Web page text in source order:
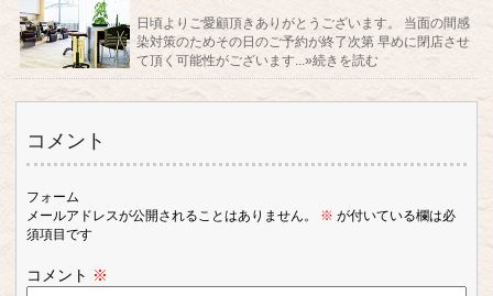
日頃よりご愛顧頂きありがとうございます。 当面の間感
染対策のためその日のご予約が終了次第 早めに閉店させ
て頂く可能性がございます...»続きを読む
コメント
フォーム
メールアドレスが公開されることはありません。
※ が付いている欄は必
須項目です
コメント ※